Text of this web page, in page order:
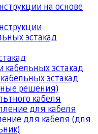
на основе
эстакад
кабельных эстакад
эстакад
решения)
кабеля
для кабеля
для кабеля (для